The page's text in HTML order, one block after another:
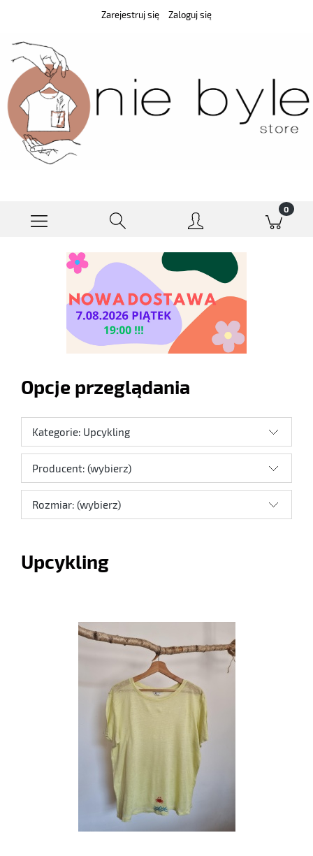
Zarejestruj się Zaloguj się
Opcje przeglądania
Kategorie: Upcykling
Producent: (wybierz)
Rozmiar: (wybierz)
Upcykling